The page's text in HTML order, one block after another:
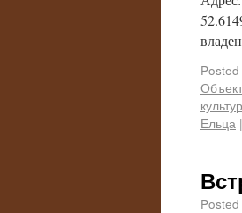
Posted
Ельца |